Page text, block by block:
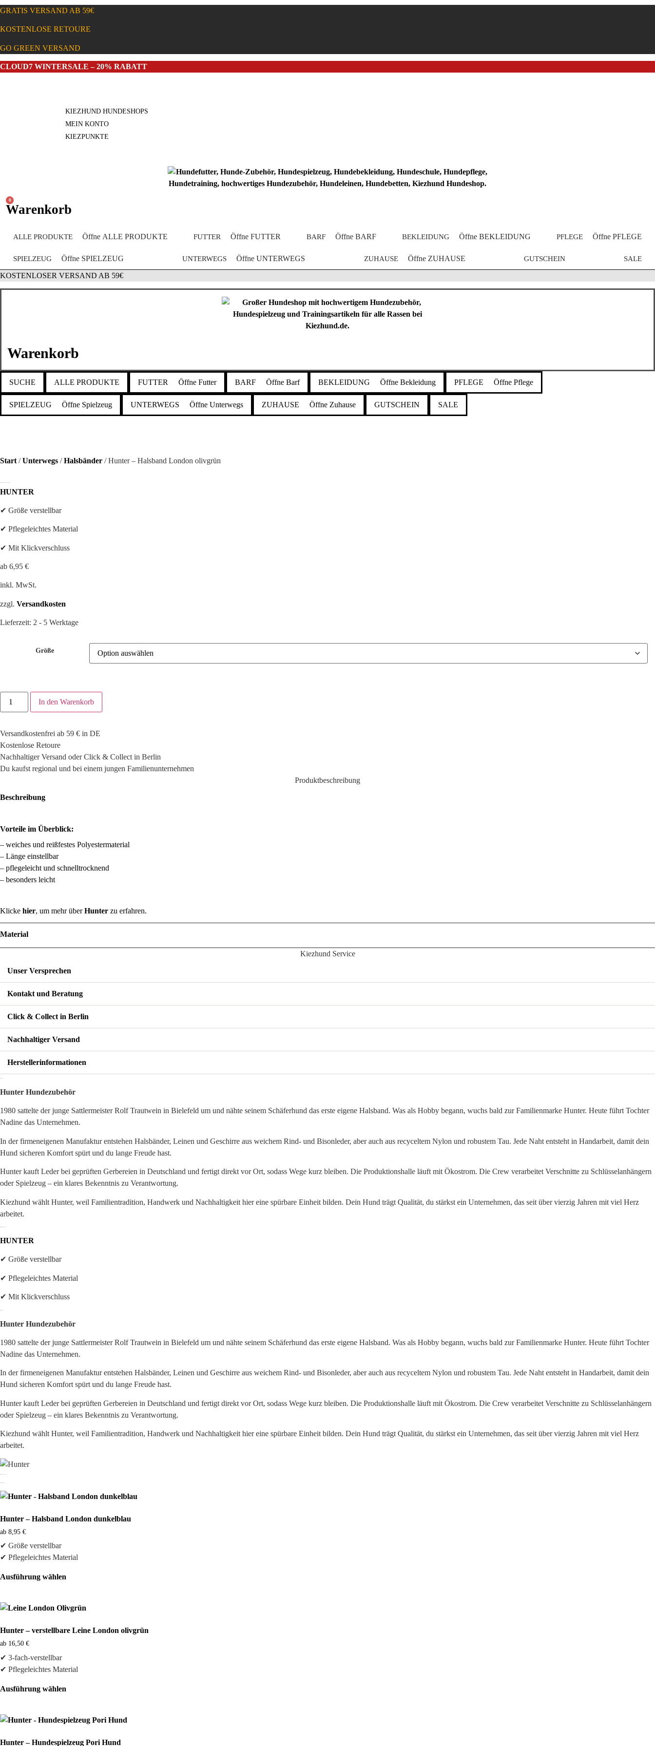
Zum
springen
GRATIS VERSAND AB 59€
KOSTENLOSE RETOURE
GO GREEN VERSAND
CLOUD7 WINTERSALE – 20% RABATT
KIEZHUND HUNDESHOPS
MEIN KONTO
KIEZPUNKTE
0
Warenkorb
ALLE PRODUKTE Öffne ALLE PRODUKTE FUTTER Öffne FUTTER BARF Öffne BARF BEKLEIDUNG Öffne BEKLEIDUNG PFLEGE Öffne PFLEGE
SPIELZEUG Öffne SPIELZEUG UNTERWEGS Öffne UNTERWEGS ZUHAUSE Öffne ZUHAUSE GUTSCHEIN SALE
KOSTENLOSER VERSAND AB 59€
Warenkorb
SUCHE ALLE PRODUKTE FUTTER Öffne Futter BARF Öffne Barf BEKLEIDUNG Öffne Bekleidung PFLEGE Öffne Pflege
SPIELZEUG Öffne Spielzeug UNTERWEGS Öffne Unterwegs ZUHAUSE Öffne Zuhause GUTSCHEIN SALE
Start /Unterwegs /Halsbänder / Hunter – Halsband London olivgrün
HUNTER
✔ Größe verstellbar
✔ Pflegeleichtes Material
✔ Mit Klickverschluss
ab 6,95 €
inkl. MwSt.
zzgl. Versandkosten
Lieferzeit: 2 - 5 Werktage
Größe
Hunter
Halsband
Menge
In den Warenkorb
Versandkostenfrei ab 59 € in DE
Kostenlose Retoure
Nachhaltiger Versand oder Click & Collect in Berlin
Du kaufst regional und bei einem jungen Familienunternehmen
Produktbeschreibung
Beschreibung
Vorteile im Überblick:
– weiches und reißfestes Polyestermaterial
– Länge einstellbar
– pflegeleicht und schnelltrocknend
– besonders leicht
Klicke hier, um mehr überHunter zu erfahren.
Material
Kiezhund Service
Unser Versprechen
Kontakt und Beratung
Click & Collect in Berlin
Nachhaltiger Versand
Herstellerinformationen
Hunter Hundezubehör
1980 sattelte der junge Sattlermeister Rolf Trautwein in Bielefeld um und nähte seinem Schäferhund das erste eigene Halsband. Was als Hobby begann, wuchs bald zur Familienmarke Hunter. Heute führt Tochter
Nadine das Unternehmen.
In der firmeneigenen Manufaktur entstehen Halsbänder, Leinen und Geschirre aus weichem Rind- und Bisonleder, aber auch aus recyceltem Nylon und robustem Tau. Jede Naht entsteht in Handarbeit, damit dein
Hund sicheren Komfort spürt und du lange Freude hast.
Hunter kauft Leder bei geprüften Gerbereien in Deutschland und fertigt direkt vor Ort, sodass Wege kurz bleiben. Die Produktionshalle läuft mit Ökostrom. Die Crew verarbeitet Verschnitte zu Schlüsselanhängern
oder Spielzeug – ein klares Bekenntnis zu Verantwortung.
Kiezhund wählt Hunter, weil Familientradition, Handwerk und Nachhaltigkeit hier eine spürbare Einheit bilden. Dein Hund trägt Qualität, du stärkst ein Unternehmen, das seit über vierzig Jahren mit viel Herz
arbeitet.
HUNTER
✔ Größe verstellbar
✔ Pflegeleichtes Material
✔ Mit Klickverschluss
Hunter Hundezubehör
1980 sattelte der junge Sattlermeister Rolf Trautwein in Bielefeld um und nähte seinem Schäferhund das erste eigene Halsband. Was als Hobby begann, wuchs bald zur Familienmarke Hunter. Heute führt Tochter
Nadine das Unternehmen.
In der firmeneigenen Manufaktur entstehen Halsbänder, Leinen und Geschirre aus weichem Rind- und Bisonleder, aber auch aus recyceltem Nylon und robustem Tau. Jede Naht entsteht in Handarbeit, damit dein
Hund sicheren Komfort spürt und du lange Freude hast.
Hunter kauft Leder bei geprüften Gerbereien in Deutschland und fertigt direkt vor Ort, sodass Wege kurz bleiben. Die Produktionshalle läuft mit Ökostrom. Die Crew verarbeitet Verschnitte zu Schlüsselanhängern
oder Spielzeug – ein klares Bekenntnis zu Verantwortung.
Kiezhund wählt Hunter, weil Familientradition, Handwerk und Nachhaltigkeit hier eine spürbare Einheit bilden. Dein Hund trägt Qualität, du stärkst ein Unternehmen, das seit über vierzig Jahren mit viel Herz
arbeitet.
Hunter – Halsband London dunkelblau
ab 8,95 €
✔ Größe verstellbar
✔ Pflegeleichtes Material
Ausführung wählen
weist
Varianten
auf.
Die
Optionen
auf
Produktseite
werden
Hunter – verstellbare Leine London olivgrün
ab 16,50 €
✔ 3-fach-verstellbar
✔ Pflegeleichtes Material
Ausführung wählen
weist
Hunter – Hundespielzeug Pori Hund